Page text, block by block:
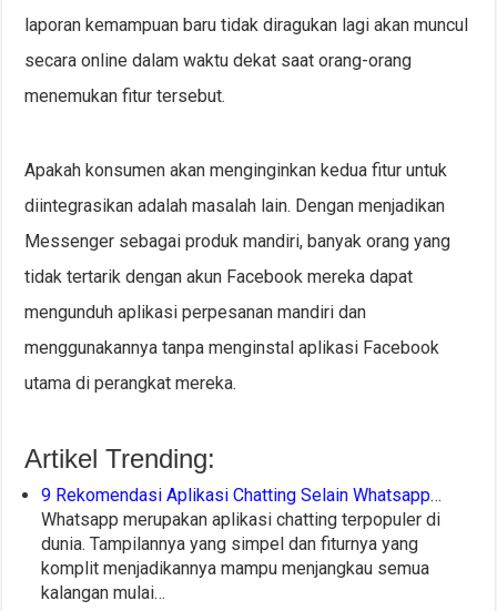
laporan kemampuan baru tidak diragukan lagi akan muncul
secara online dalam waktu dekat saat orang-orang
menemukan fitur tersebut.
Apakah konsumen akan menginginkan kedua fitur untuk
diintegrasikan adalah masalah lain. Dengan menjadikan
Messenger sebagai produk mandiri, banyak orang yang
tidak tertarik dengan akun Facebook mereka dapat
mengunduh aplikasi perpesanan mandiri dan
menggunakannya tanpa menginstal aplikasi Facebook
utama di perangkat mereka.
Artikel Trending:
9 Rekomendasi Aplikasi Chatting Selain Whatsapp…
Whatsapp merupakan aplikasi chatting terpopuler di
dunia. Tampilannya yang simpel dan fiturnya yang
komplit menjadikannya mampu menjangkau semua
kalangan mulai…